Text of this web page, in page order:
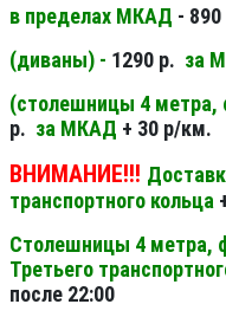
в пределах МКАД - 890
(диваны) - 1290 р. за
(столешницы 4 метра,
р. за МКАД + 30 р/км.
ВНИМАНИЕ!!!
транспортного кольца
Столешницы 4 метра,
Третьего
после 22:00